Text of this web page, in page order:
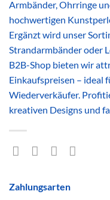
Armbänder, Ohrringe
hochwertigen
Ergänzt wird unser
Strandarmbänder oder
B2B-Shop bieten wir
Einkaufspreisen – ideal
Wiederverkäufer.
kreativen Designs und
Zahlungsarten